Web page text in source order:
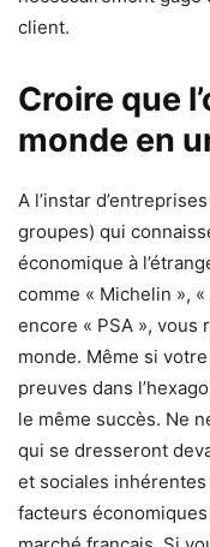
client.
Croire que
monde en
A l’instar
groupes) qui
économique à
comme « Michelin »,
encore « PSA », vous
monde. Même si
preuves dans
le même succès. Ne
qui se dresseront
et sociales
facteurs